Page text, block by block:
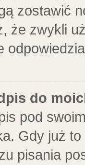
zostawić
że zwykli
do
pod
Gdy już
pisania